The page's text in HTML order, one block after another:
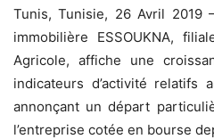
Tunis, Tunisie, 26 Avril 2019
immobilière ESSOUKNA,
Agricole, affiche une
indicateurs d’activité relatifs
annonçant un départ
l’entreprise cotée en bourse